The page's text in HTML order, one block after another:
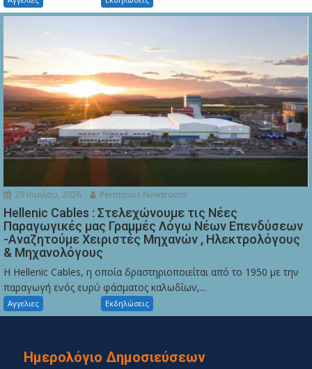
29 Ιουνίου, 2026 Permissos Newsroom
Hellenic Cables : Στελεχώνουμε τις Νέες
Παραγωγικές μας Γραμμές Λόγω Νέων Επενδύσεων
-Αναζητούμε Χειριστές Μηχανών , Ηλεκτρολόγους
& Μηχανολόγους
Η Hellenic Cables, η οποία δραστηριοποιείται από το 1950 με την
παραγωγή ενός ευρύ φάσματος καλωδίων,...
Αγγελιες Εκδηλώσεις
Ημερολόγιο Δημοσιεύσεων